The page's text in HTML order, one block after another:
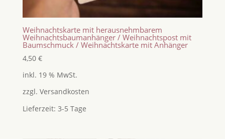
Weihnachtskarte mit herausnehmbarem
Weihnachtsbaumanhänger / Weihnachtspost mit
Baumschmuck / Weihnachtskarte mit Anhänger
4,50 €
inkl. 19 % MwSt.
zzgl. Versandkosten
Lieferzeit: 3-5 Tage